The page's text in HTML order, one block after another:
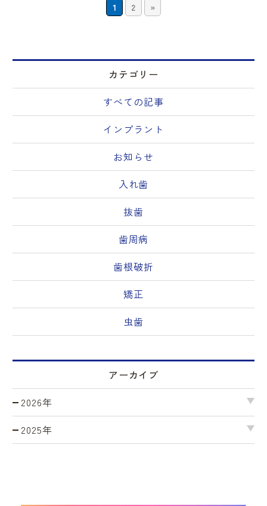
カテゴリー
すべての記事
インプラント
お知らせ
入れ歯
抜歯
歯周病
歯根破折
矯正
虫歯
アーカイブ
2026年
2025年
1 2 »